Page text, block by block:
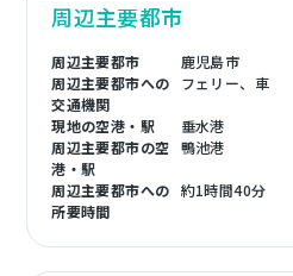
周辺主要都市
周辺主要都市
鹿児島市
周辺主要都市への
交通機関
フェリー、車
現地の空港・駅
垂水港
周辺主要都市の空
港・駅
鴨池港
周辺主要都市への
所要時間
約1時間40分